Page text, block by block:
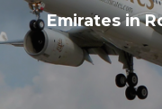
Emirates in